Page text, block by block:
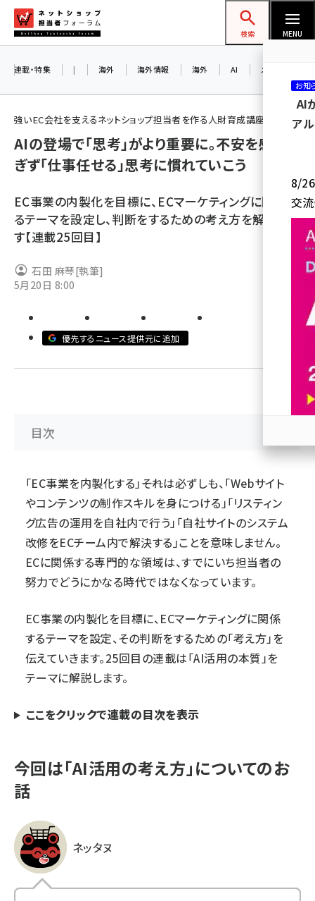
ン
ネットショップ担当者フォーラム
検索 MENU
amazon (2249)
楽天 (1871)
ecbeing (1207)
アスクル (1119)
base (1077)
ビィ・フォアード (773)
revico (740)
連載・特集 | 海外 海外情報 海外 AI メタバース
強いEC会社を支えるネットショップ担当者を作る人財育成講座
AIの登場で「思考」がより重要に。不安を感じす
ぎず「仕事任せる」思考に慣れていこう
EC事業の内製化を目標に、ECマーケティングに関連す
るテーマを設定し、判断をするための考え方を解説しま
す【連載25回目】
石田 麻琴[執筆]
5月20日 8:00
優先するニュース提供元に追加
目次
「EC事業を内製化する」――それは必ずしも、「Webサイト
やコンテンツの制作スキルを身につける」「リスティン
グ広告の運用を自社内で行う」「自社サイトのシステム
改修をECチーム内で解決する」ことを意味しません。
ECに関係する専門的な領域は、すでにいち担当者の
努力でどうにかなる時代ではなくなっています。
EC事業の内製化を目標に、ECマーケティングに関係
するテーマを設定、その判断をするための「考え方」を
伝えていきます。25回目の連載は「AI活用の本質」を
テーマに解説します。
ここをクリックで連載の目次を表示
今回は「AI活用の考え方」についてのお
話
ネッタヌ
お知
AI
ア
8/26
交
参